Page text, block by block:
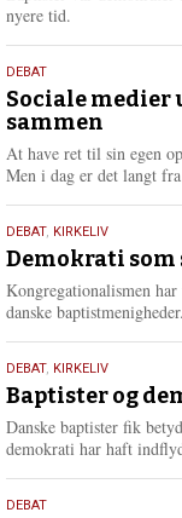
nyere tid.
18.
maj
2026
DEBAT
Sociale medier
sammen
At have ret til sin egen
Men i dag er det langt
18.
maj
2026
DEBAT, KIRKELIV
Demokrati som
Kongregationalismen
danske
18.
maj
2026
DEBAT, KIRKELIV
Baptister og
Danske baptister fik
demokrati har haft
18.
DEBAT